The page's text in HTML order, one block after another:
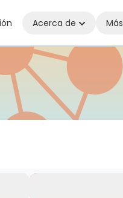
Acerca de Más
que estés